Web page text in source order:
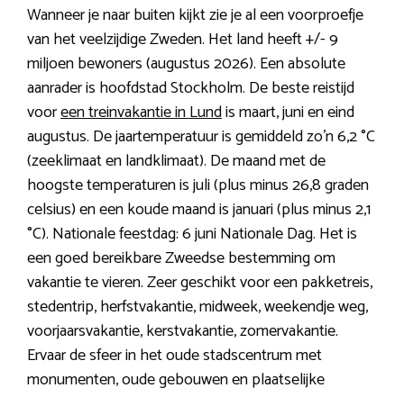
Wanneer je naar buiten kijkt zie je al een voorproefje
van het veelzijdige Zweden. Het land heeft +/- 9
miljoen bewoners (augustus 2026). Een absolute
aanrader is hoofdstad Stockholm. De beste reistijd
vooreen treinvakantie in Lundis maart, juni en eind
augustus. De jaartemperatuur is gemiddeld zo’n 6,2 °C
(zeeklimaat en landklimaat). De maand met de
hoogste temperaturen is juli (plus minus 26,8 graden
celsius) en een koude maand is januari (plus minus 2,1
°C). Nationale feestdag: 6 juni Nationale Dag. Het is
een goed bereikbare Zweedse bestemming om
vakantie te vieren. Zeer geschikt voor een pakketreis,
stedentrip, herfstvakantie, midweek, weekendje weg,
voorjaarsvakantie, kerstvakantie, zomervakantie.
Ervaar de sfeer in het oude stadscentrum met
monumenten, oude gebouwen en plaatselijke